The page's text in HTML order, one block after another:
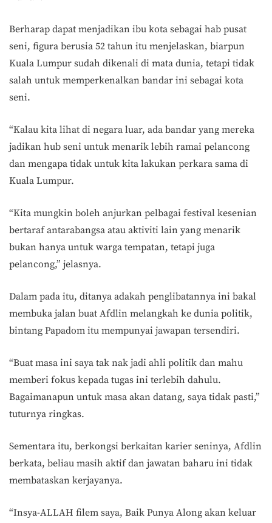
Berharap dapat menjadikan ibu kota sebagai hab pusat
seni, figura berusia 52 tahun itu menjelaskan, biarpun
Kuala Lumpur sudah dikenali di mata dunia, tetapi tidak
salah untuk memperkenalkan bandar ini sebagai kota
seni.
“Kalau kita lihat di negara luar, ada bandar yang mereka
jadikan hub seni untuk menarik lebih ramai pelancong
dan mengapa tidak untuk kita lakukan perkara sama di
Kuala Lumpur.
“Kita mungkin boleh anjurkan pelbagai festival kesenian
bertaraf antarabangsa atau aktiviti lain yang menarik
bukan hanya untuk warga tempatan, tetapi juga
pelancong,” jelasnya.
Dalam pada itu, ditanya adakah penglibatannya ini bakal
membuka jalan buat Afdlin melangkah ke dunia politik,
bintang Papadom itu mempunyai jawapan tersendiri.
“Buat masa ini saya tak nak jadi ahli politik dan mahu
memberi fokus kepada tugas ini terlebih dahulu.
Bagaimanapun untuk masa akan datang, saya tidak pasti,”
tuturnya ringkas.
Sementara itu, berkongsi berkaitan karier seninya, Afdlin
berkata, beliau masih aktif dan jawatan baharu ini tidak
membataskan kerjayanya.
“Insya-ALLAH filem saya, Baik Punya Along akan keluar